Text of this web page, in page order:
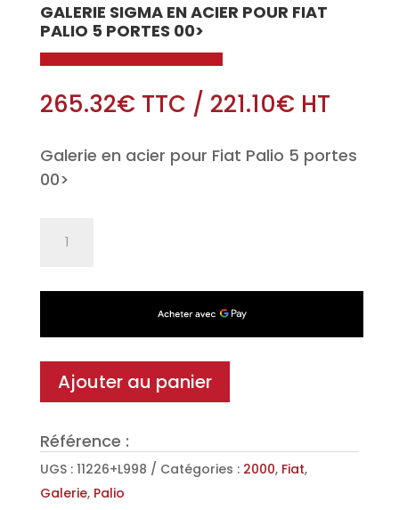
GALERIE SIGMA EN ACIER POUR FIAT
PALIO 5 PORTES 00>
265.32€TTC / 221.10€HT
Galerie en acier pour Fiat Palio 5 portes
00>
pour
Fiat
5
portes
00>
Ajouter au panier
Référence :
UGS : 11226+L998 Catégories : 2000, Fiat,
Galerie, Palio